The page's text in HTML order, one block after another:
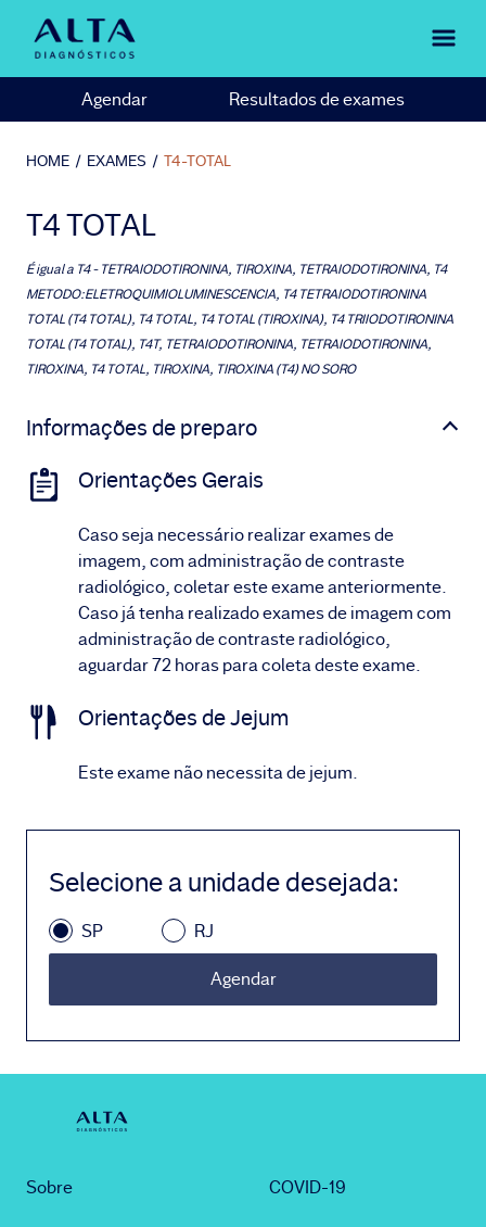
Agendar Resultados de exames
HOME / EXAMES / T4-TOTAL
T4 TOTAL
É igual a T4 - TETRAIODOTIRONINA, TIROXINA, TETRAIODOTIRONINA, T4
METODO:ELETROQUIMIOLUMINESCENCIA, T4 TETRAIODOTIRONINA
TOTAL (T4 TOTAL), T4 TOTAL, T4 TOTAL (TIROXINA), T4 TRIIODOTIRONINA
TOTAL (T4 TOTAL), T4T, TETRAIODOTIRONINA, TETRAIODOTIRONINA,
TIROXINA, T4 TOTAL, TIROXINA, TIROXINA (T4) NO SORO
Informações de preparo
Orientações Gerais
Caso seja necessário realizar exames de
imagem, com administração de contraste
radiológico, coletar este exame anteriormente.
Caso já tenha realizado exames de imagem com
administração de contraste radiológico,
aguardar 72 horas para coleta deste exame.
Orientações de Jejum
Este exame não necessita de jejum.
Selecione a unidade desejada:
SP RJ
Agendar
Sobre COVID-19